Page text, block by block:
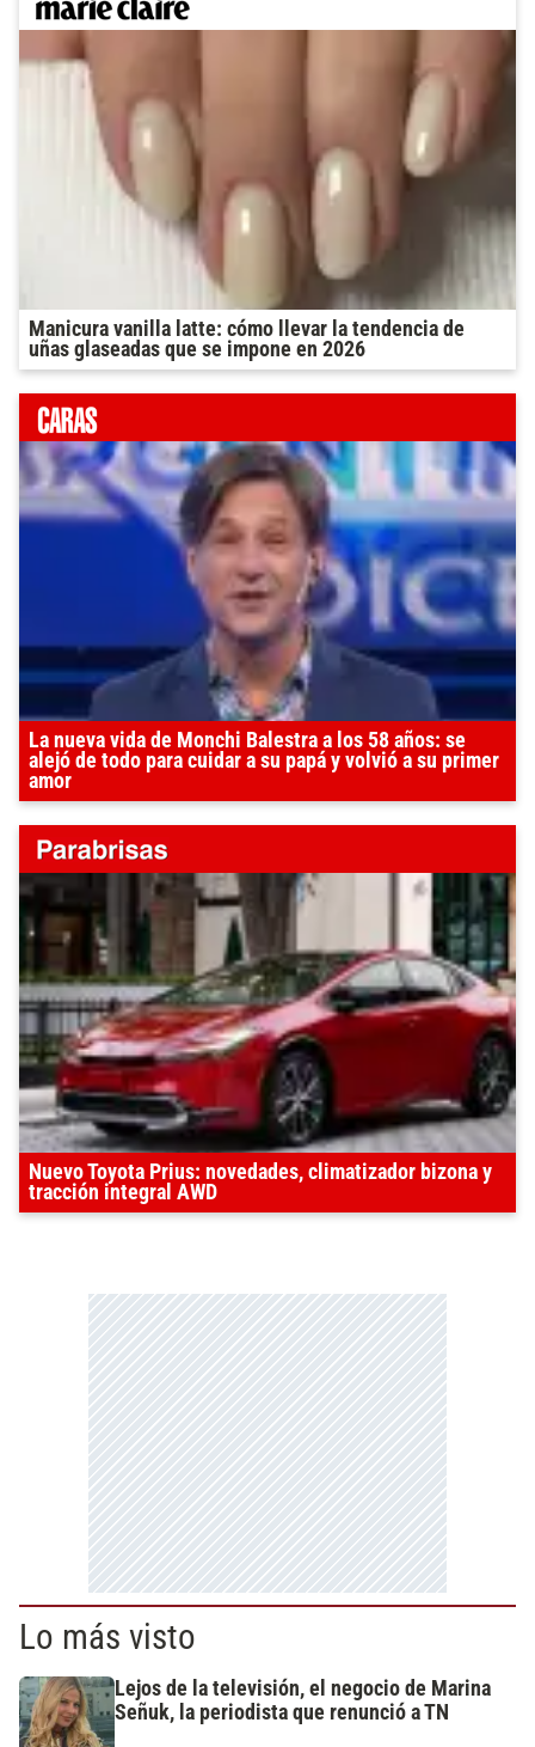
Manicura vanilla latte: cómo llevar la tendencia de
uñas glaseadas que se impone en 2026
La nueva vida de Monchi Balestra a los 58 años: se
alejó de todo para cuidar a su papá y volvió a su primer
amor
Nuevo Toyota Prius: novedades, climatizador bizona y
tracción integral AWD
Lo más visto
Lejos de la televisión, el negocio de Marina
Señuk, la periodista que renunció a TN